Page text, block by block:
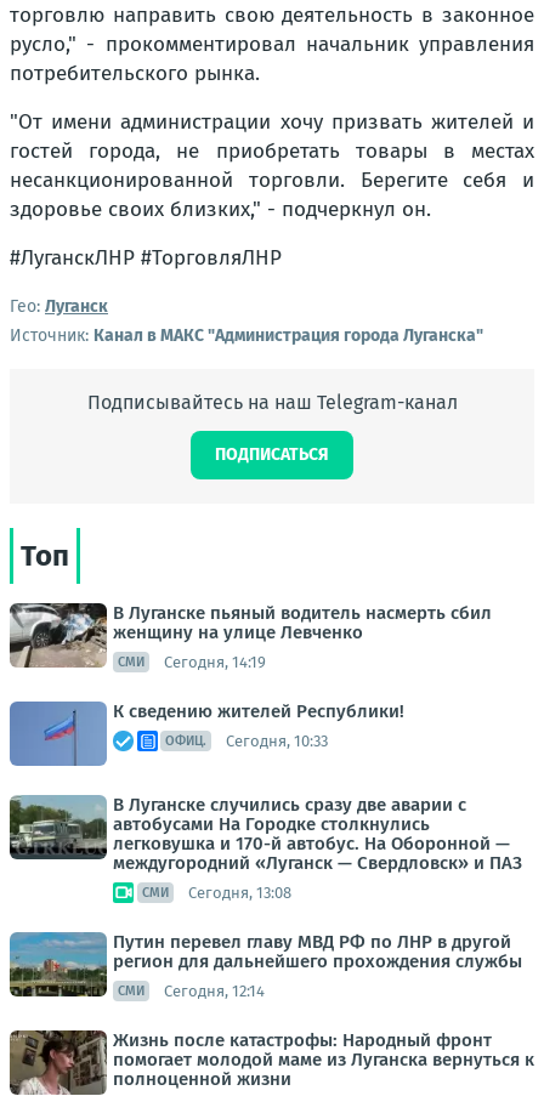
торговлю направить свою деятельность в законное
русло," - прокомментировал начальник управления
потребительского рынка.
"От имени администрации хочу призвать жителей и
гостей города, не приобретать товары в местах
несанкционированной торговли. Берегите себя и
здоровье своих близких," - подчеркнул он.
#ЛуганскЛНР #ТорговляЛНР
Гео: Луганск
Источник: Канал в МАКС "Администрация города Луганска"
Подписывайтесь на наш Telegram-канал
ПОДПИСАТЬСЯ
Топ
В Луганске пьяный водитель насмерть сбил
женщину на улице Левченко
СМИ Сегодня, 14:19
К сведению жителей Республики!
ОФИЦ. Сегодня, 10:33
В Луганске случились сразу две аварии с
автобусами На Городке столкнулись
легковушка и 170-й автобус. На Оборонной —
междугородний «Луганск — Свердловск» и ПАЗ
СМИ Сегодня, 13:08
Путин перевел главу МВД РФ по ЛНР в другой
регион для дальнейшего прохождения службы
СМИ Сегодня, 12:14
Жизнь после катастрофы: Народный фронт
помогает молодой маме из Луганска вернуться к
полноценной жизни